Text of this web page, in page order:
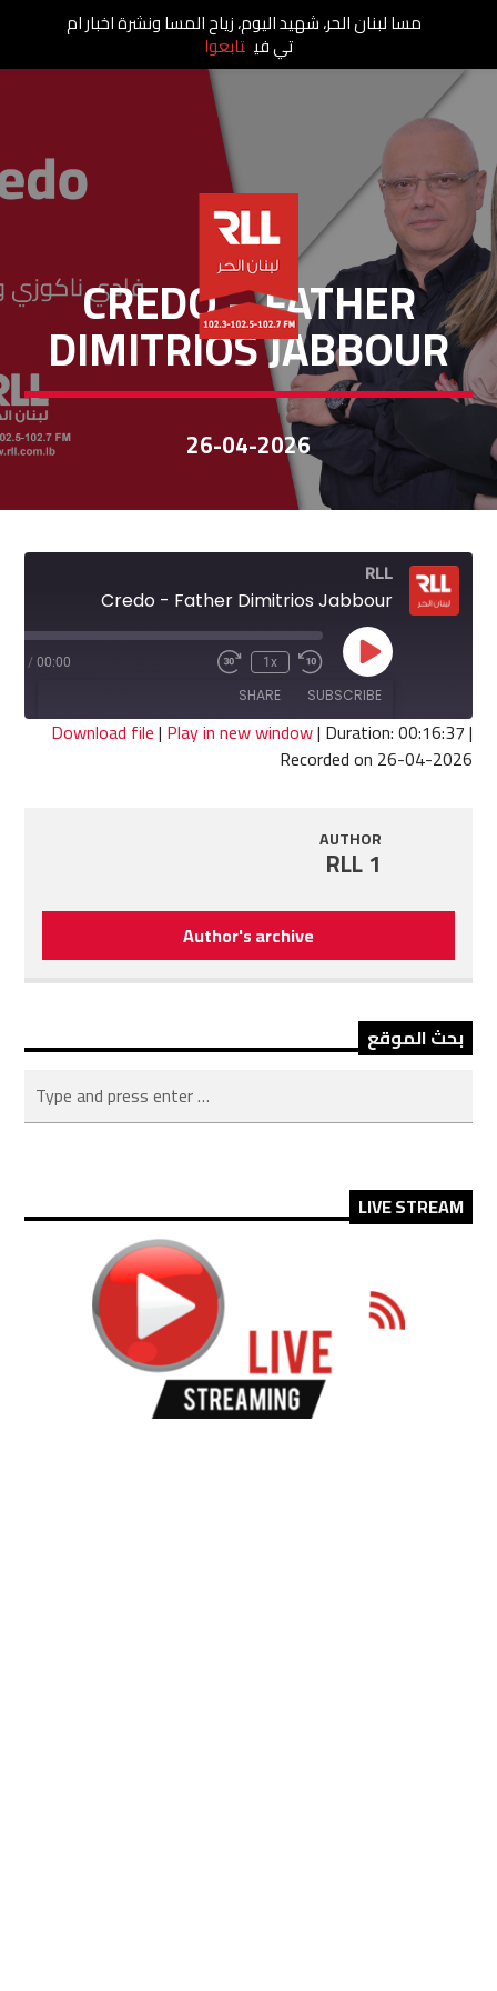
CREDO
CREDO – FATHER
DIMITRIOS JABBOUR
26-04-2026
RLL
Credo - Father Dimitrios Jabbour
Play
Episode
Rewind
10
Seconds
1x
Fast
seconds
00:00
/
SUBSCRIBE
SHARE
SHARE
Download file| Play in new window| Duration: 00:16:37|
Recorded on 26-04-2026
AUTHOR
RLL 1
Author's archive
بحث الموقع
LIVE STREAM
مسا لبنان الحر، شهيد اليوم، زياح المسا ونشرة اخبار ام
تي في تابعوا